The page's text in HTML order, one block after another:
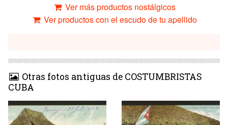
Ver más productos nostálgicos
Ver productos con el escudo de tu apellido
Otras fotos antiguas de COSTUMBRISTAS
CUBA